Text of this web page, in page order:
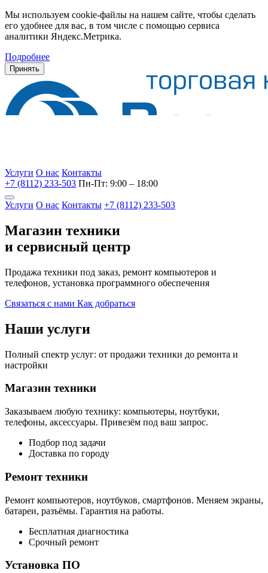
Мы используем cookie-файлы на нашем сайте, чтобы сделать
его удобнее для вас, в том числе с помощью сервиса
аналитики Яндекс.Метрика.
Подробнее
Принять
Услуги О нас Контакты
+7 (8112) 233-503 Пн-Пт: 9:00 – 18:00
Услуги О нас Контакты +7 (8112) 233-503
Магазин техники
и сервисный центр
Продажа техники под заказ, ремонт компьютеров и
телефонов, установка программного обеспечения
Связаться с нами Как добраться
Наши услуги
Полный спектр услуг: от продажи техники до ремонта и
настройки
Магазин техники
Заказываем любую технику: компьютеры, ноутбуки,
телефоны, аксессуары. Привезём под ваш запрос.
Подбор под задачи
Доставка по городу
Ремонт техники
Ремонт компьютеров, ноутбуков, смартфонов. Меняем экраны,
батареи, разъёмы. Гарантия на работы.
Бесплатная диагностика
Срочный ремонт
Установка ПО